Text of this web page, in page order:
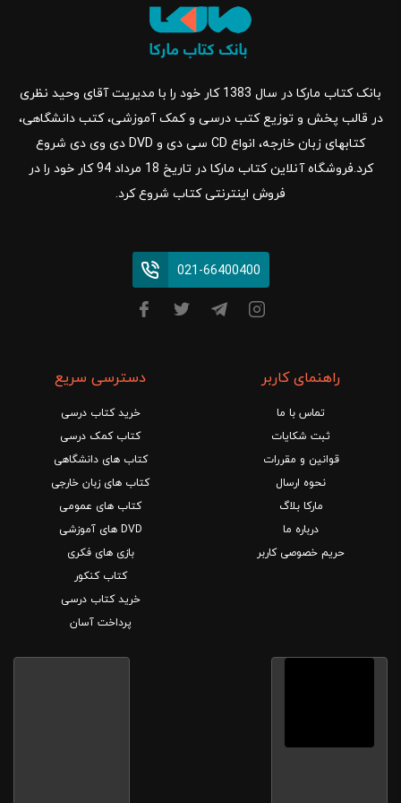
بانک کتاب مارکا در سال 1383 کار خود را با مدیریت آقای وحید نظری
در قالب پخش و توزیع کتب درسی و کمک آموزشی، کتب دانشگاهی،
کتابهای زبان خارجه، انواع CD سی دی و DVD دی وی دی شروع
کرد.فروشگاه آنلاین کتاب مارکا در تاریخ 18 مرداد 94 کار خود را در
فروش اینترنتی کتاب شروع کرد.
021-66400400
راهنمای کاربر
تماس با ما
ثبت شکایات
قوانین و مقررات
نحوه ارسال
مارکا بلاگ
درباره ما
حریم خصوصی کاربر
دسترسی سریع
خرید کتاب درسی
کتاب کمک درسی
کتاب های دانشگاهی
کتاب های زبان خارجی
کتاب های عمومی
DVD های آموزشی
بازی های فکری
کتاب کنکور
خرید کتاب درسی
پرداخت آسان